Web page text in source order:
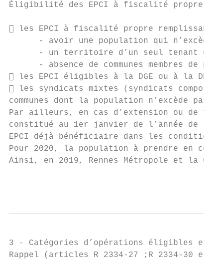
Éligibilité des EPCI à fiscalité propre et
 les EPCI à fiscalité propre remplissant
- avoir une population qui n’excède
- un territoire d’un seul tenant et
- absence de communes membres de
 les EPCI éligibles à la DGE ou à la DDR
 les syndicats mixtes (syndicats composés
communes dont la population n’excède pas
Par ailleurs, en cas d’extension ou de
constitué au 1er janvier de l’année de
EPCI déjà bénéficiaire dans les conditions
Pour 2020, la population à prendre en
Ainsi, en 2019, Rennes Métropole et la CA
3 - Catégories d’opérations éligibles et
Rappel (articles R 2334-27 ;R 2334-30 et R